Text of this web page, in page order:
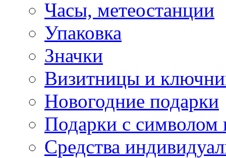
Часы, метеостанции
Упаковка
Значки
Визитницы и
Новогодние подарки
Подарки с символом
Средства